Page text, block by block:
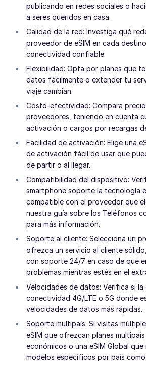
publicando en redes sociales o
a seres queridos en casa.
Calidad de la red: Investiga qué
proveedor de eSIM en cada
conectividad confiable.
Flexibilidad: Opta por planes que
datos fácilmente o extender tu
viaje cambian.
Costo-efectividad: Compara
proveedores, teniendo en cuenta
activación o cargos por recargas
Facilidad de activación: Elige una
de activación fácil de usar que
de partir o al llegar.
Compatibilidad del dispositivo:
smartphone soporte la tecnología
compatible con el proveedor que
nuestra guía sobre los Teléfonos
para más información.
Soporte al cliente: Selecciona un
ofrezca un servicio al cliente
con soporte 24/7 en caso de que
problemas mientras estés en el
Velocidades de datos: Verifica si la
conectividad 4G/LTE o 5G donde
velocidades de datos más rápidas.
Soporte multipaís: Si visitas
eSIM que ofrezcan planes
económicos o una eSIM Global
modelos específicos por país como